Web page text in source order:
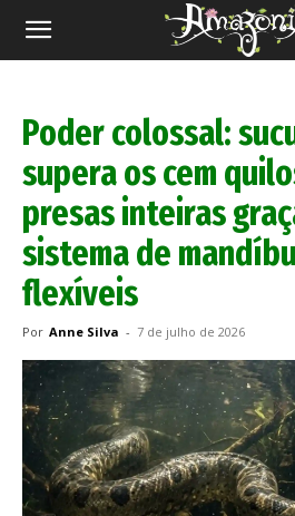
Revista
Poder colossal:
supera os cem
presas inteiras
sistema de
flexíveis
Por Anne Silva - 7 de julho de 2026